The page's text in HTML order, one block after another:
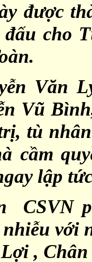
được
cho
Văn
Vũ
tù
cầm
lập
CSVN
nhiễu với
,